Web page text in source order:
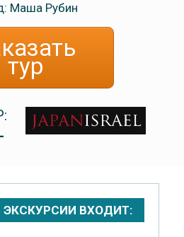
Маша Рубин
тур
ВХОДИТ: